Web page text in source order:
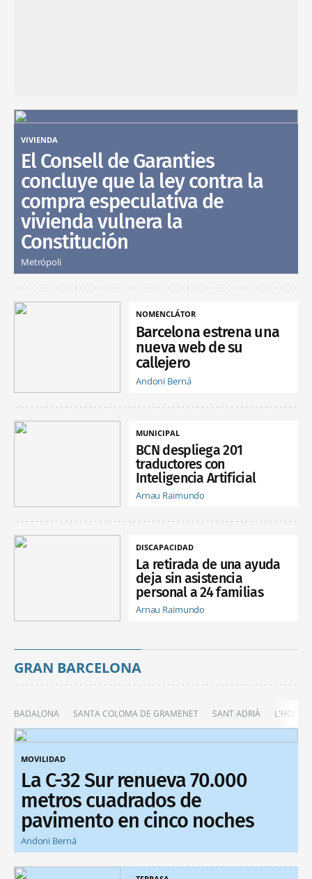
VIVIENDA
El Consell de Garanties
concluye que la ley contra la
compra especulativa de
vivienda vulnera la
Constitución
Metrópoli
NOMENCLÁTOR
Barcelona estrena una
nueva web de su
callejero
Andoni Berná
MUNICIPAL
BCN despliega 201
traductores con
Inteligencia Artificial
Arnau Raimundo
DISCAPACIDAD
La retirada de una ayuda
deja sin asistencia
personal a 24 familias
Arnau Raimundo
GRAN BARCELONA
BADALONA SANTA COLOMA DE GRAMENET SANT ADRIÀ
MOVILIDAD
La C-32 Sur renueva 70.000
metros cuadrados de
pavimento en cinco noches
Andoni Berná